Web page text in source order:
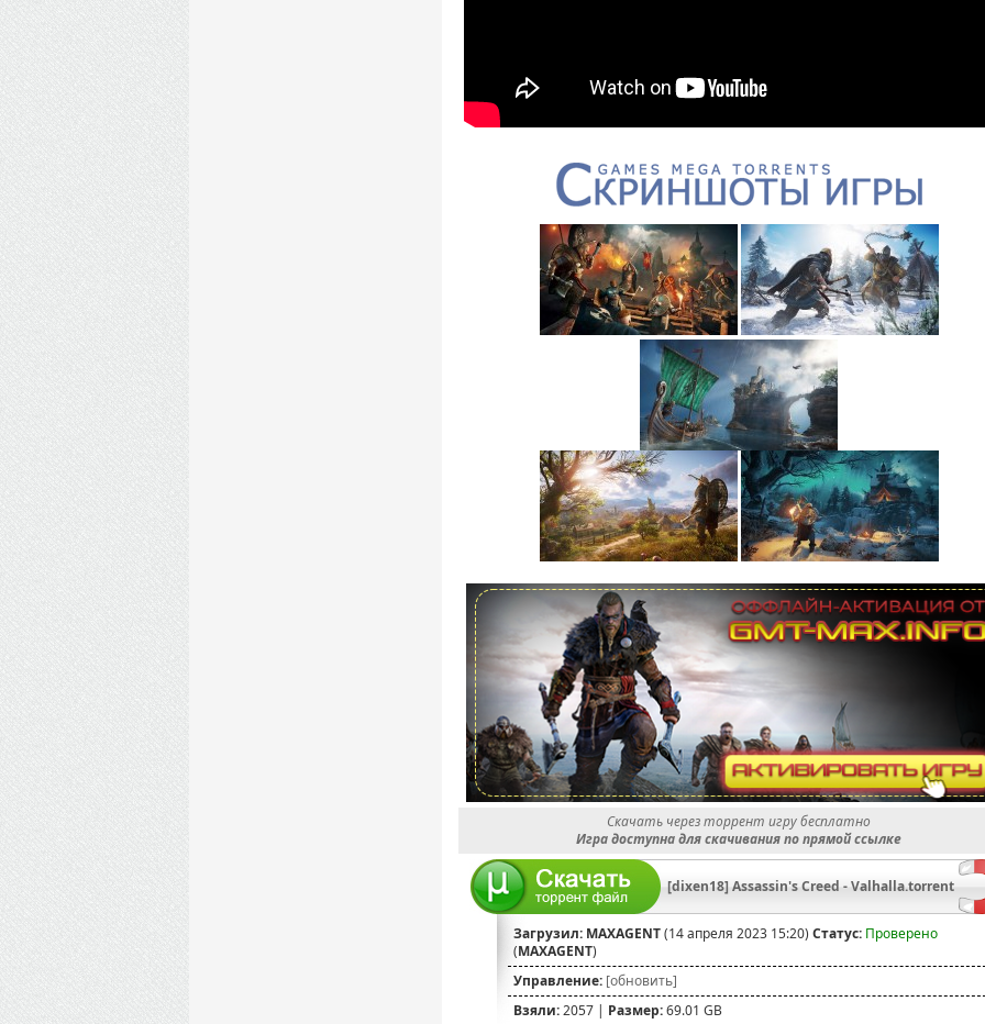
Скачать через торрент игру бесплатно
Игра доступна для скачивания по прямой ссылке
[dixen18] Assassin's Creed - Valhalla.torrent
Загрузил: MAXAGENT(14 апреля 2023 15:20) Статус: Проверено
(MAXAGENT)
Управление: [обновить]
Взяли:2057 | Размер:69.01 GB